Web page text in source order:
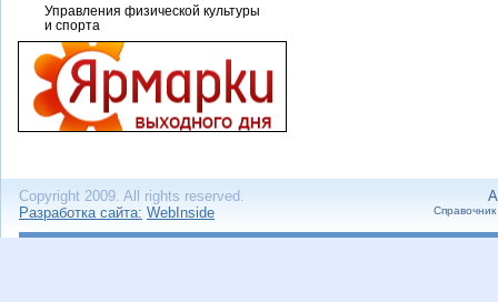
Управления физической культуры
и спорта
Copyright 2009. All rights reserved.
Разработка сайта: WebInside